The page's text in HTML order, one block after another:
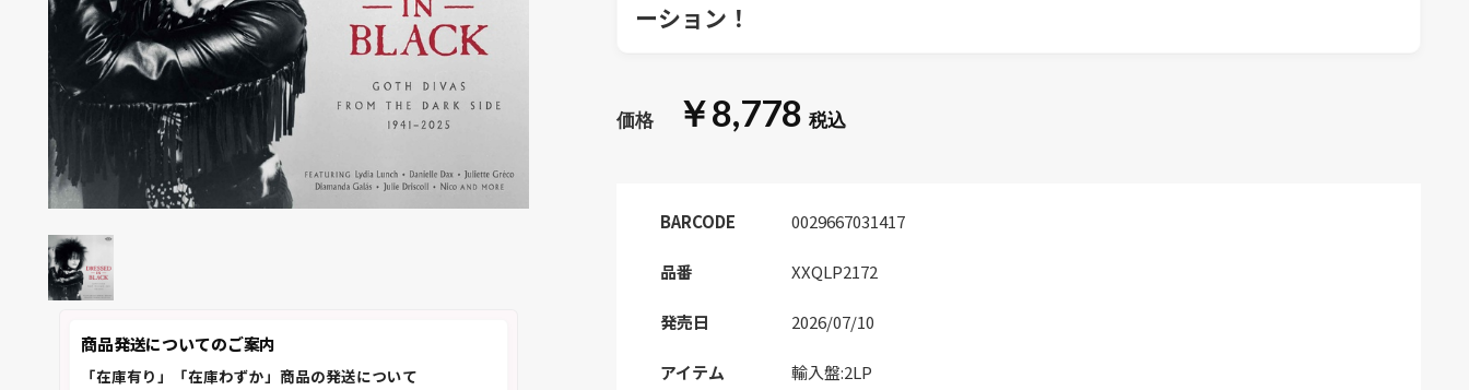
商品発送についてのご案内
「在庫有り」「在庫わずか」商品の発送について
ーション！
￥8,778
BARCODE 0029667031417
品番 XXQLP2172
発売日 2026/07/10
アイテム 輸入盤:2LP